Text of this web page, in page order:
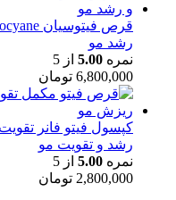
رشد مو
نمره 5.00 از 5
6,800,000 تومان
کپسول فیتو فانر
رشد و تقویت مو
نمره 5.00 از 5
2,800,000 تومان